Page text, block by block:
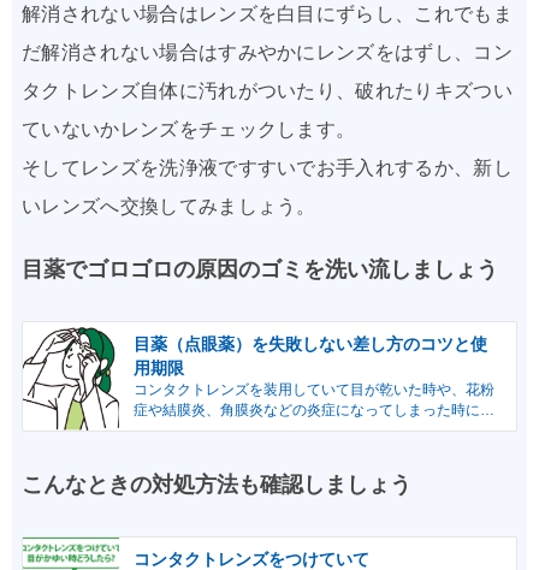
解消されない場合はレンズを白目にずらし、これでもま
だ解消されない場合はすみやかにレンズをはずし、コン
タクトレンズ自体に汚れがついたり、破れたりキズつい
ていないかレンズをチェックします。
そしてレンズを洗浄液ですすいでお手入れするか、新し
いレンズへ交換してみましょう。
目薬でゴロゴロの原因のゴミを洗い流しましょう
目薬（点眼薬）を失敗しない差し方のコツと使
用期限
コンタクトレンズを装用していて目が乾いた時や、花粉
症や結膜炎、角膜炎などの炎症になってしまった時に
は、コンタクトレンズを装用したまま点眼できる人工涙
こんなときの対処方法も確認しましょう
コンタクトレンズをつけていて